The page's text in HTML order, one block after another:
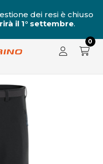
dei resi è chiuso
il 1° settembre.
0